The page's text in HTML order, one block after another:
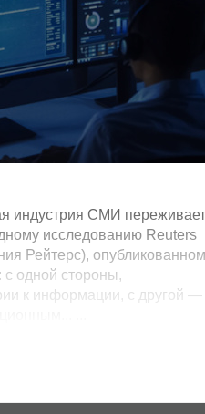
индустрия СМИ переживает
исследованию Reuters
Рейтерс),
одной стороны,
к информации, с другой —